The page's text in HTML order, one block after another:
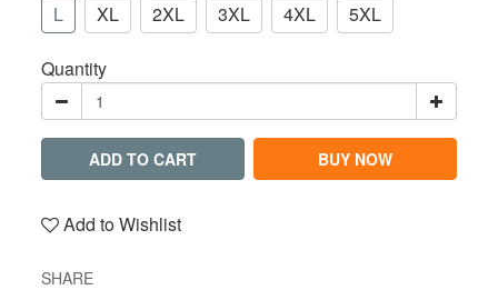
L
XL 2XL 3XL 4XL 5XL
Quantity
ADD TO CART BUY NOW
Add to Wishlist
SHARE